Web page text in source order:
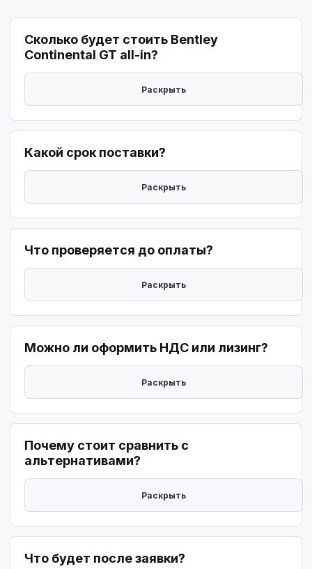
Сколько будет стоить Bentley
Continental GT all-in?
Какой срок поставки?
Что проверяется до оплаты?
Можно ли оформить НДС или лизинг?
Почему стоит сравнить с
альтернативами?
Что будет после заявки?